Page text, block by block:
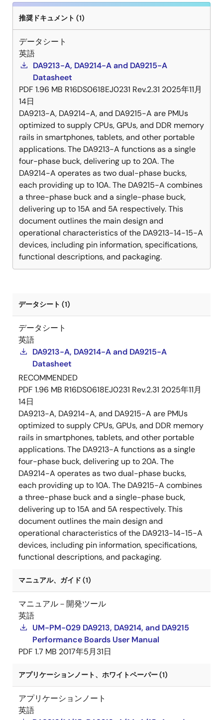
推奨ドキュメント (1)
データシート
英語
DA9213-A, DA9214-A and DA9215-A
Datasheet
PDF 1.96 MB R16DS0618EJ0231 Rev.2.31 2025年11月
14日
DA9213-A, DA9214-A, and DA9215-A are PMUs
optimized to supply CPUs, GPUs, and DDR memory
rails in smartphones, tablets, and other portable
applications. The DA9213-A functions as a single
four-phase buck, delivering up to 20A. The
DA9214-A operates as two dual-phase bucks,
each providing up to 10A. The DA9215-A combines
a three-phase buck and a single-phase buck,
delivering up to 15A and 5A respectively. This
document outlines the main design and
operational characteristics of the DA9213-14-15-A
devices, including pin information, specifications,
functional descriptions, and packaging.
データシート (1)
データシート
英語
DA9213-A, DA9214-A and DA9215-A
Datasheet
RECOMMENDED
PDF 1.96 MB R16DS0618EJ0231 Rev.2.31 2025年11月
14日
DA9213-A, DA9214-A, and DA9215-A are PMUs
optimized to supply CPUs, GPUs, and DDR memory
rails in smartphones, tablets, and other portable
applications. The DA9213-A functions as a single
four-phase buck, delivering up to 20A. The
DA9214-A operates as two dual-phase bucks,
each providing up to 10A. The DA9215-A combines
a three-phase buck and a single-phase buck,
delivering up to 15A and 5A respectively. This
document outlines the main design and
operational characteristics of the DA9213-14-15-A
devices, including pin information, specifications,
functional descriptions, and packaging.
マニュアル、ガイド (1)
マニュアル－開発ツール
英語
UM-PM-029 DA9213, DA9214, and DA9215
Performance Boards User Manual
PDF 1.7 MB 2017年5月31日
アプリケーションノート、ホワイトペーパー (1)
アプリケーションノート
英語